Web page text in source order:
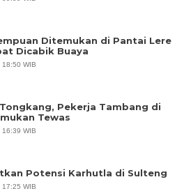
Ditemukan di Pantai Lere
Dicabik Buaya
WIB
Pekerja Tambang di
Tewas
WIB
Potensi Karhutla di Sulteng
WIB